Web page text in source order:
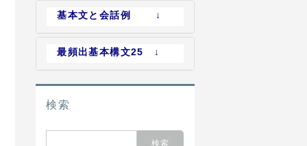
基本文と会話例 ↓
最頻出基本構文25 ↓
検索